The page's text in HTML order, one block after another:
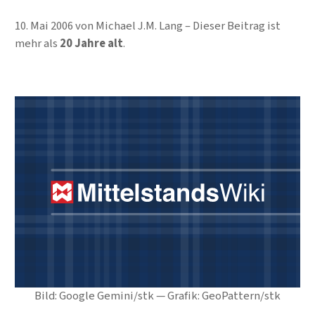
Bild: Google Gemini/stk — Grafik: GeoPattern/stk
10. Mai 2006von Michael J.M. Lang
Dieser Beitrag ist
mehr als 20 Jahre alt.